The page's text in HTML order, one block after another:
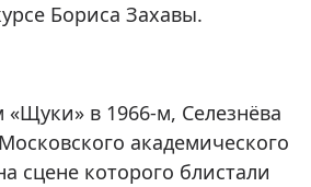
Бориса Захавы.
в 1966-м, Селезнёва
академического
сцене которого блистали